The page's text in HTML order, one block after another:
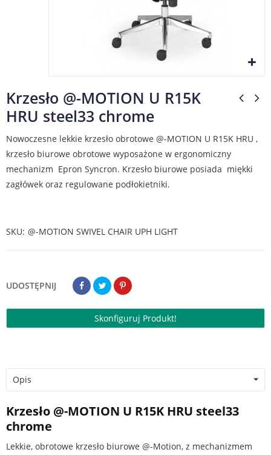
Krzesło @-MOTION U R15K
HRU steel33 chrome
Nowoczesne lekkie krzesło obrotowe @-MOTION U R15K HRU ,
krzesło biurowe obrotowe wyposażone w ergonomiczny
mechanizm Epron Syncron. Krzesło biurowe posiada miękki
zagłówek oraz regulowane podłokietniki.
SKU @-MOTION SWIVEL CHAIR UPH LIGHT
UDOSTĘPNIJ
Skonfiguruj Produkt!
Opis
Krzesło @-MOTION U R15K HRU steel33
chrome
Lekkie, obrotowe krzesło biurowe @-Motion, z mechanizmem